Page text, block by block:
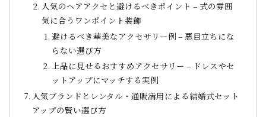
人気のヘアアクセと避けるべきポイント – 式の雰囲
気に合うワンポイント装飾
避けるべき華美なアクセサリー例 – 悪目立ちにな
らない選び方
上品に見せるおすすめアクセサリー – ドレスやセ
ットアップにマッチする実例
人気ブランドとレンタル・通販活用による結婚式セット
アップの賢い選び方